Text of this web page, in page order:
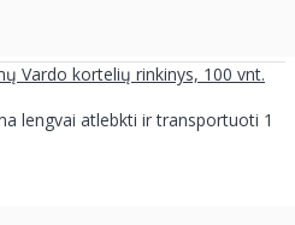
Vardo kortelių rinkinys, 100 vnt.
lengvai atlebkti ir transportuoti 1